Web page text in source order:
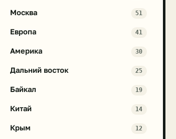
Москва 51
Европа 41
Америка 30
Дальний восток 25
Байкал 19
Китай 14
Крым 12